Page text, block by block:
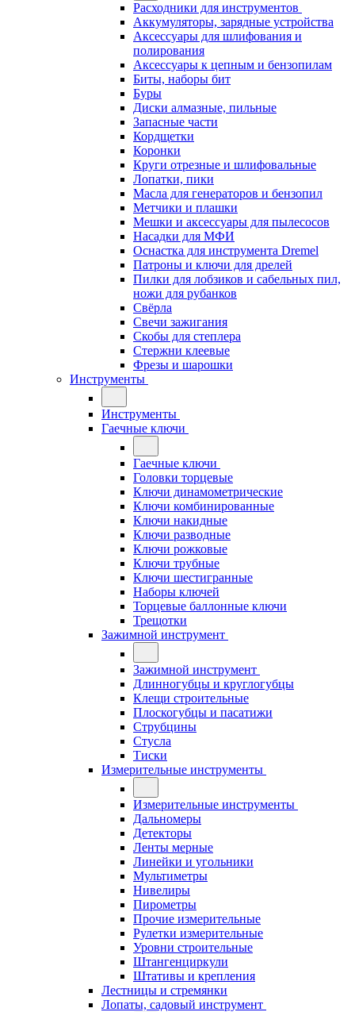
Расходники для инструментов
Аккумуляторы, зарядные устройства
Аксессуары для шлифования и
полирования
Аксессуары к цепным и бензопилам
Биты, наборы бит
Буры
Диски алмазные, пильные
Запасные части
Кордщетки
Коронки
Круги отрезные и шлифовальные
Лопатки, пики
Масла для генераторов и бензопил
Метчики и плашки
Мешки и аксессуары для пылесосов
Насадки для МФИ
Оснастка для инструмента Dremel
Патроны и ключи для дрелей
Пилки для лобзиков и сабельных пил,
ножи для рубанков
Свёрла
Свечи зажигания
Скобы для степлера
Стержни клеевые
Фрезы и шарошки
Инструменты
Инструменты
Гаечные ключи
Гаечные ключи
Головки торцевые
Ключи динамометрические
Ключи комбинированные
Ключи накидные
Ключи разводные
Ключи рожковые
Ключи трубные
Ключи шестигранные
Наборы ключей
Торцевые баллонные ключи
Трещотки
Зажимной инструмент
Зажимной инструмент
Длинногубцы и круглогубцы
Клещи строительные
Плоскогубцы и пасатижи
Струбцины
Стусла
Тиски
Измерительные инструменты
Измерительные инструменты
Дальномеры
Детекторы
Ленты мерные
Линейки и угольники
Мультиметры
Нивелиры
Пирометры
Прочие измерительные
Рулетки измерительные
Уровни строительные
Штангенциркули
Штативы и крепления
Лестницы и стремянки
Лопаты, садовый инструмент